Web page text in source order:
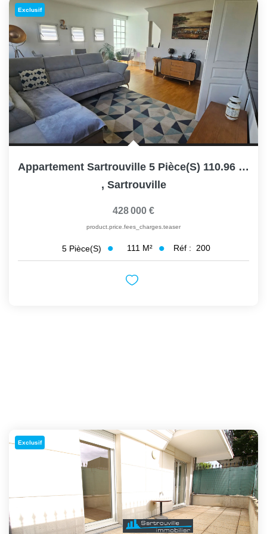
Exclusif
Appartement Sartrouville 5 Pièce(s) 110.96 M2
, Sartrouville
428 000 €
product.price.fees_charges.teaser
5 Pièce(s) 111 M² Réf : 200
Exclusif